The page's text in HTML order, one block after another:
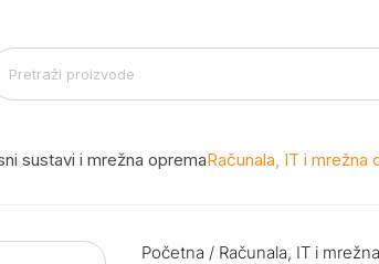
sustavi i mrežna opremaRačunala, IT i mrežna
Početna / Računala, IT i